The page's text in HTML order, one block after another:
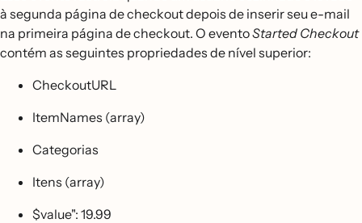
à segunda página de checkout depois de inserir seu e-mail
na primeira página de checkout. O eventoStarted Checkout
contém as seguintes propriedades de nível superior:
CheckoutURL
ItemNames (array)
Categorias
Itens (array)
$value": 19.99